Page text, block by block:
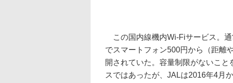
この国内線機内Wi-Fiサービス。
でスマートフォン500円から（距離
開されていた。容量制限がないこ
スではあったが、JALは2016年4月